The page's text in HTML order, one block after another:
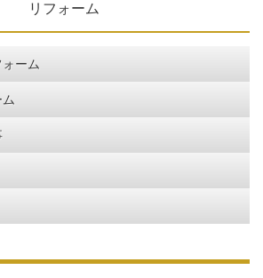
リフォーム
ーム